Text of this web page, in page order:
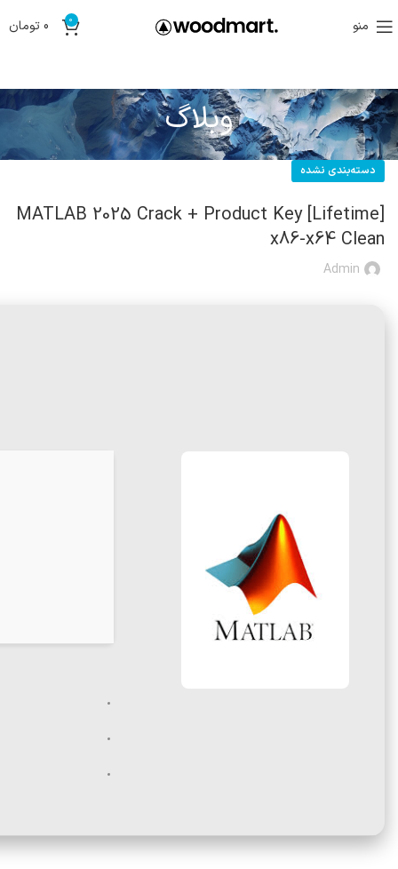
منو 0
0تومان
وبلاگ
دسته‌بندی نشده
MATLAB 2025 Crack + Product Key [Lifetime]
x86-x64 Clean
Admin